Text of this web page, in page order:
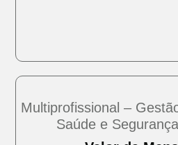
Multiprofissional –
Saúde e